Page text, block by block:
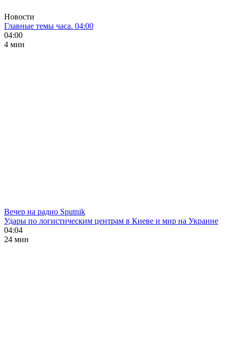
Новости
Главные темы часа. 04:00
04:00
4 мин
Вечер на радио Sputnik
Удары по логистическим центрам в Киеве и мир на Украине
04:04
24 мин